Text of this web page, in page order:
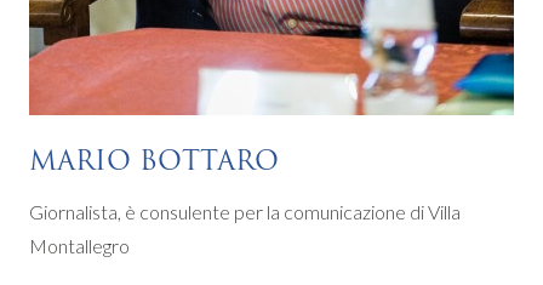
MARIO BOTTARO
Giornalista, è consulente per la comunicazione di Villa
Montallegro